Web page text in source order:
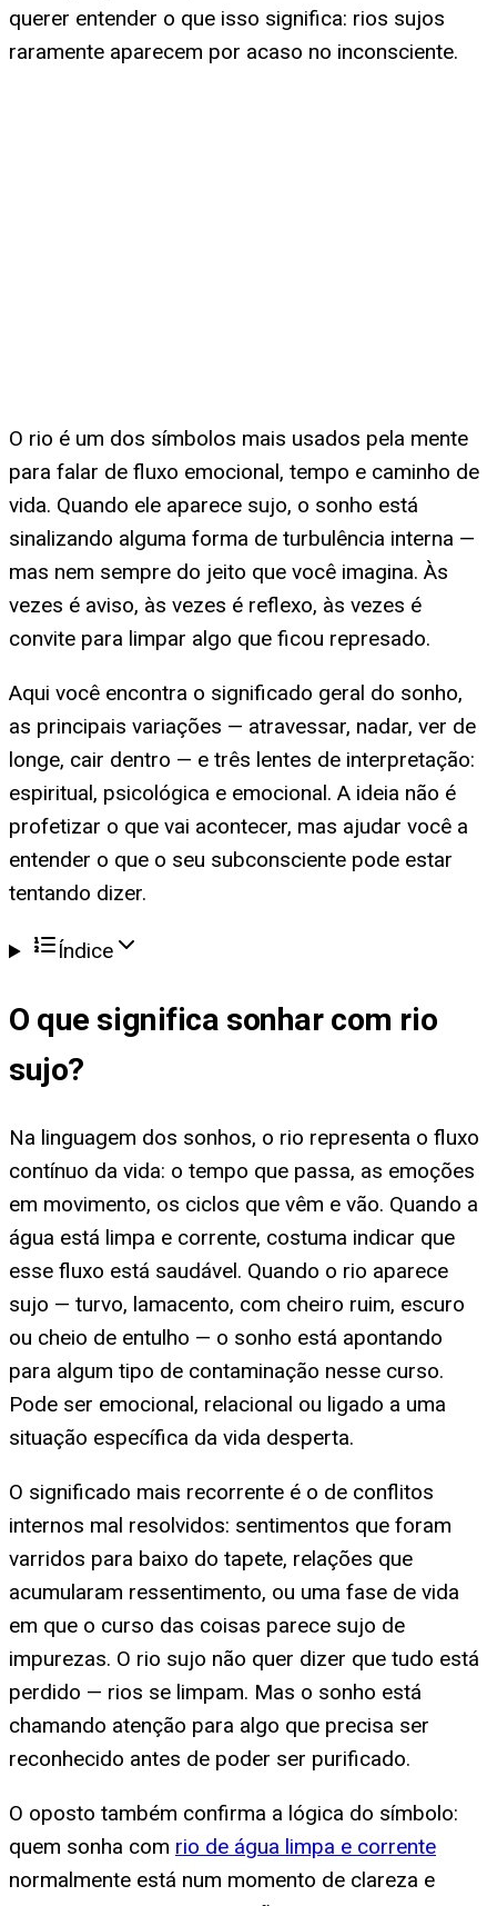
querer entender o que isso significa: rios sujos
raramente aparecem por acaso no inconsciente.
O rio é um dos símbolos mais usados pela mente
para falar de fluxo emocional, tempo e caminho de
vida. Quando ele aparece sujo, o sonho está
sinalizando alguma forma de turbulência interna —
mas nem sempre do jeito que você imagina. Às
vezes é aviso, às vezes é reflexo, às vezes é
convite para limpar algo que ficou represado.
Aqui você encontra o significado geral do sonho,
as principais variações — atravessar, nadar, ver de
longe, cair dentro — e três lentes de interpretação:
espiritual, psicológica e emocional. A ideia não é
profetizar o que vai acontecer, mas ajudar você a
entender o que o seu subconsciente pode estar
tentando dizer.
Índice
O que significa sonhar com rio
sujo?
Na linguagem dos sonhos, o rio representa o fluxo
contínuo da vida: o tempo que passa, as emoções
em movimento, os ciclos que vêm e vão. Quando a
água está limpa e corrente, costuma indicar que
esse fluxo está saudável. Quando o rio aparece
sujo — turvo, lamacento, com cheiro ruim, escuro
ou cheio de entulho — o sonho está apontando
para algum tipo de contaminação nesse curso.
Pode ser emocional, relacional ou ligado a uma
situação específica da vida desperta.
O significado mais recorrente é o de conflitos
internos mal resolvidos: sentimentos que foram
varridos para baixo do tapete, relações que
acumularam ressentimento, ou uma fase de vida
em que o curso das coisas parece sujo de
impurezas. O rio sujo não quer dizer que tudo está
perdido — rios se limpam. Mas o sonho está
chamando atenção para algo que precisa ser
reconhecido antes de poder ser purificado.
O oposto também confirma a lógica do símbolo:
quem sonha com rio de água limpa e corrente
normalmente está num momento de clareza e